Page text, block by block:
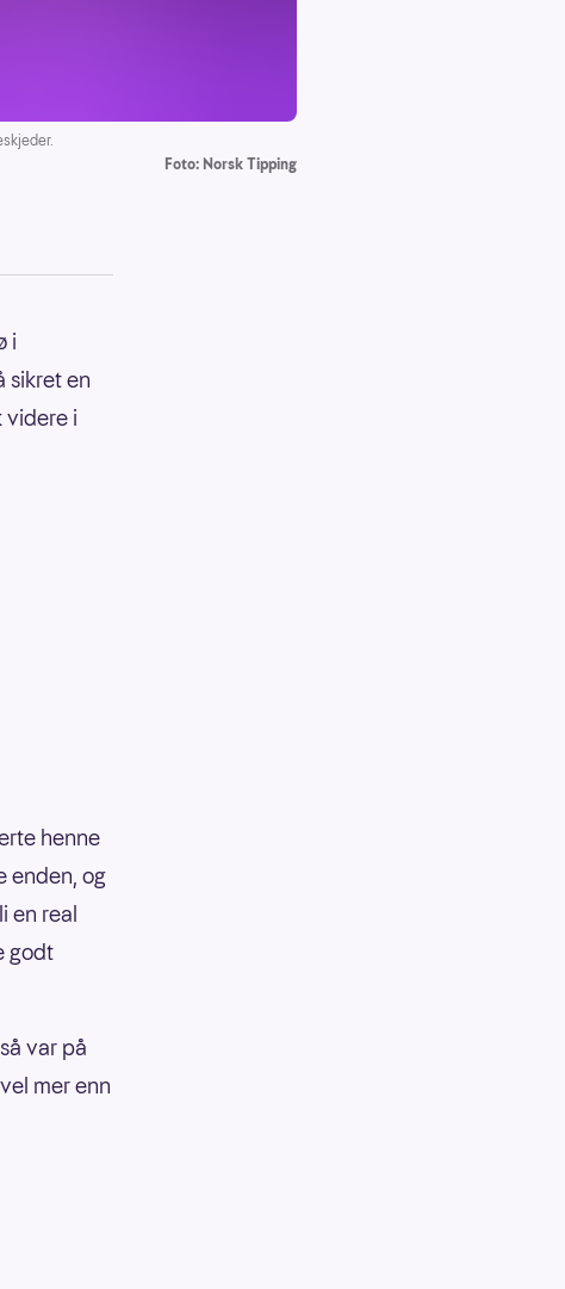
Foto: Norsk Tipping
i
sikret en
i
henne
enden, og
en real
godt
var på
mer enn